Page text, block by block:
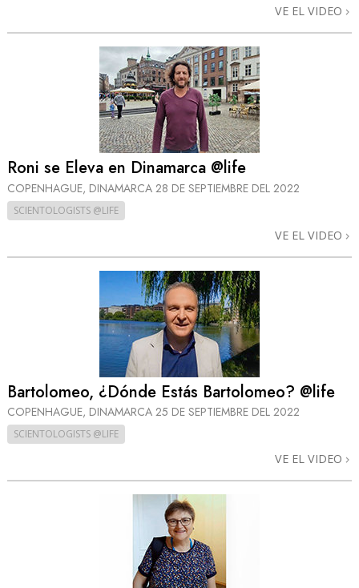
VE EL VIDEO
Roni se Eleva en Dinamarca @life
COPENHAGUE, DINAMARCA 28 DE SEPTIEMBRE DEL 2022
SCIENTOLOGISTS @LIFE
VE EL VIDEO
Bartolomeo, ¿Dónde Estás Bartolomeo? @life
COPENHAGUE, DINAMARCA 25 DE SEPTIEMBRE DEL 2022
SCIENTOLOGISTS @LIFE
VE EL VIDEO